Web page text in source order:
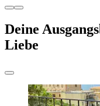
Deine
Liebe